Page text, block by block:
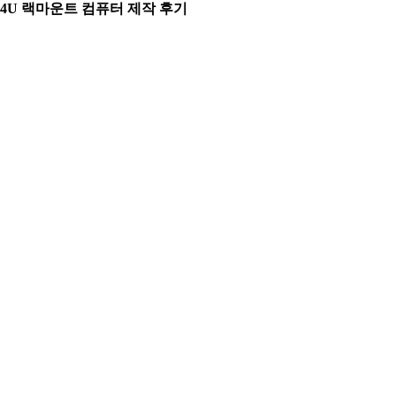
4U 랙마운트 컴퓨터 제작 후기